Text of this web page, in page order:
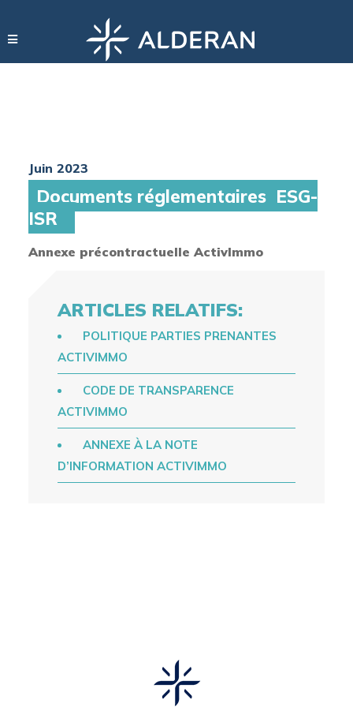
Juin 2023
Documents réglementaires ESG-
ISR
Annexe précontractuelle ActivImmo
ARTICLES RELATIFS:
POLITIQUE PARTIES PRENANTES
ACTIVIMMO
CODE DE TRANSPARENCE
ACTIVIMMO
ANNEXE À LA NOTE
D’INFORMATION ACTIVIMMO